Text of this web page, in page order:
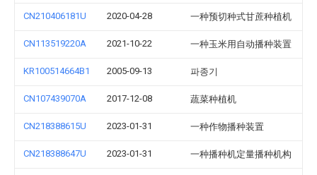
CN210406181U 2020-04-28 一种预切种式甘蔗种植机
CN113519220A 2021-10-22 一种玉米用自动播种装置
KR100514664B1 2005-09-13 파종기
CN107439070A 2017-12-08 蔬菜种植机
CN218388615U 2023-01-31 一种作物播种装置
CN218388647U 2023-01-31 一种播种机定量播种机构